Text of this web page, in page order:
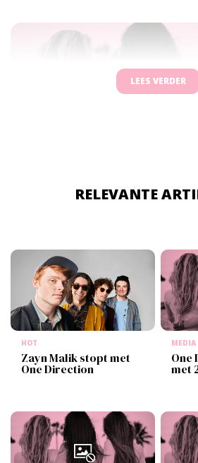
LEES VERDER
RELEVANTE
HOT
Zayn Malik stopt met
One Direction
MEDIA
One
met